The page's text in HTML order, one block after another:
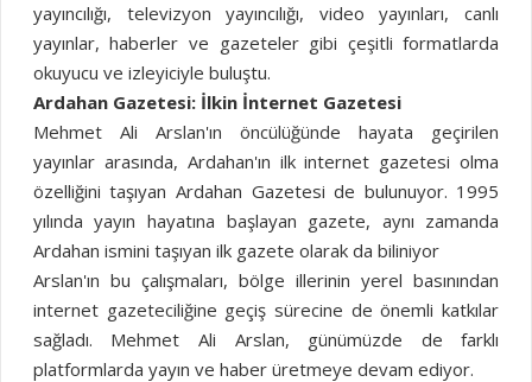
yayıncılığı, televizyon yayıncılığı, video yayınları, canlı
yayınlar, haberler ve gazeteler gibi çeşitli formatlarda
okuyucu ve izleyiciyle buluştu.
Ardahan Gazetesi: İlkin İnternet Gazetesi
Mehmet Ali Arslan'ın öncülüğünde hayata geçirilen
yayınlar arasında, Ardahan'ın ilk internet gazetesi olma
özelliğini taşıyan Ardahan Gazetesi de bulunuyor. 1995
yılında yayın hayatına başlayan gazete, aynı zamanda
Ardahan ismini taşıyan ilk gazete olarak da biliniyor
Arslan'ın bu çalışmaları, bölge illerinin yerel basınından
internet gazeteciliğine geçiş sürecine de önemli katkılar
sağladı. Mehmet Ali Arslan, günümüzde de farklı
platformlarda yayın ve haber üretmeye devam ediyor.